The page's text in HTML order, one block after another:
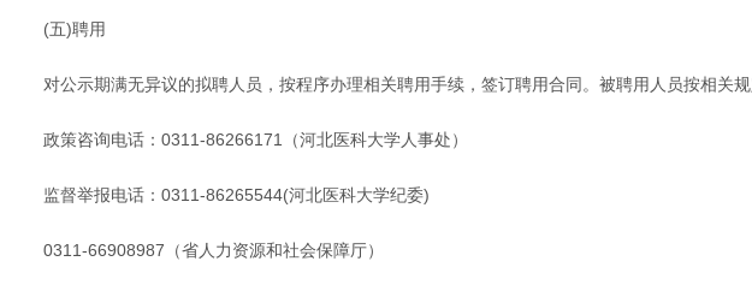
(五)聘用
对公示期满无异议的拟聘人员，按程序办理相关聘用手续，签订聘用合同。被聘用人员按相关
政策咨询电话：0311-86266171（河北医科大学人事处）
监督举报电话：0311-86265544(河北医科大学纪委)
0311-66908987（省人力资源和社会保障厅）